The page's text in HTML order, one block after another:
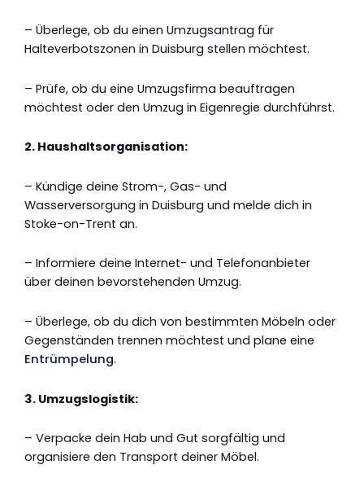
– Überlege, ob du einen Umzugsantrag für
Halteverbotszonen in Duisburg stellen möchtest.
– Prüfe, ob du eine Umzugsfirma beauftragen
möchtest oder den Umzug in Eigenregie durchführst.
2. Haushaltsorganisation:
– Kündige deine Strom-, Gas- und
Wasserversorgung in Duisburg und melde dich in
Stoke-on-Trent an.
– Informiere deine Internet- und Telefonanbieter
über deinen bevorstehenden Umzug.
– Überlege, ob du dich von bestimmten Möbeln oder
Gegenständen trennen möchtest und plane eine
Entrümpelung.
3. Umzugslogistik:
– Verpacke dein Hab und Gut sorgfältig und
organisiere den Transport deiner Möbel.